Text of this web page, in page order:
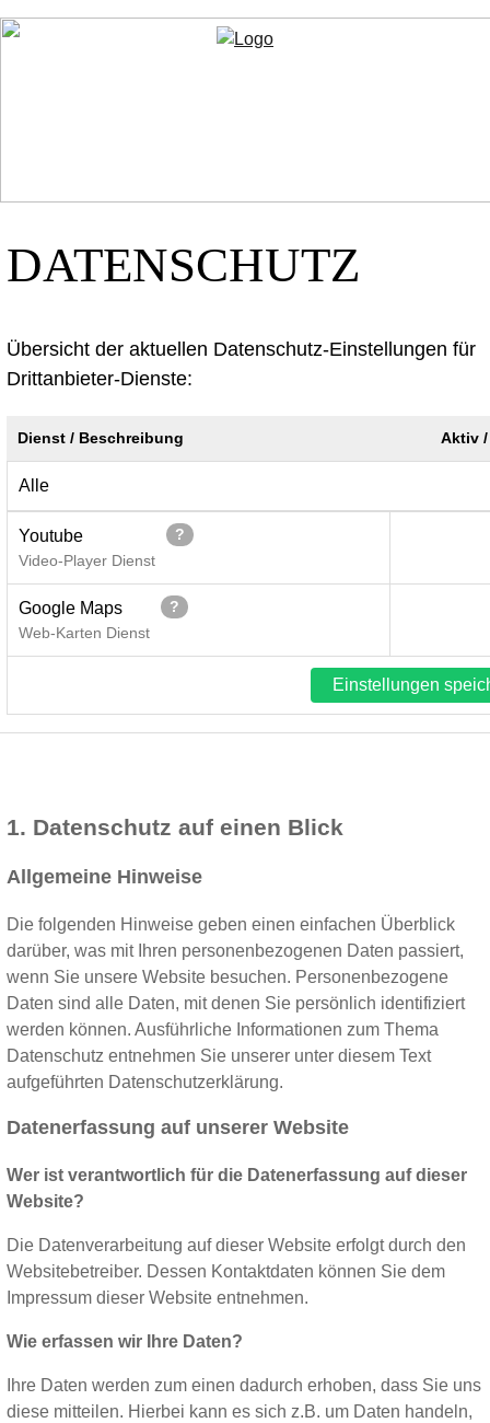
DATENSCHUTZ
Übersicht der aktuellen Datenschutz-Einstellungen für
Drittanbieter-Dienste:
Dienst / Beschreibung Aktiv
Alle
Youtube
Video-Player Dienst
?
Google Maps
Web-Karten Dienst
?
Einstellungen
1. Datenschutz auf einen Blick
Allgemeine Hinweise
Die folgenden Hinweise geben einen einfachen Überblick
darüber, was mit Ihren personenbezogenen Daten passiert,
wenn Sie unsere Website besuchen. Personenbezogene
Daten sind alle Daten, mit denen Sie persönlich identifiziert
werden können. Ausführliche Informationen zum Thema
Datenschutz entnehmen Sie unserer unter diesem Text
aufgeführten Datenschutzerklärung.
Datenerfassung auf unserer Website
Wer ist verantwortlich für die Datenerfassung auf dieser
Website?
Die Datenverarbeitung auf dieser Website erfolgt durch den
Websitebetreiber. Dessen Kontaktdaten können Sie dem
Impressum dieser Website entnehmen.
Wie erfassen wir Ihre Daten?
Ihre Daten werden zum einen dadurch erhoben, dass Sie uns
diese mitteilen. Hierbei kann es sich z.B. um Daten handeln,